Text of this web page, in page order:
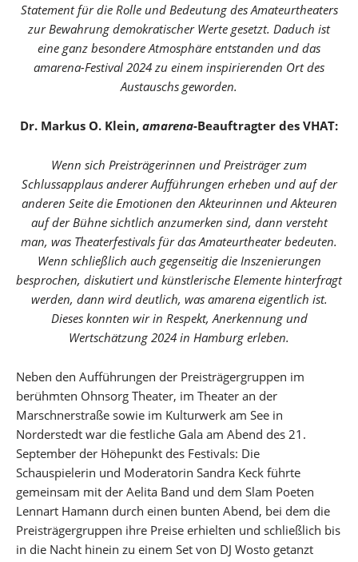
Statement für die Rolle und Bedeutung des Amateurtheaters
zur Bewahrung demokratischer Werte gesetzt. Daduch ist
eine ganz besondere Atmosphäre entstanden und das
amarena-Festival 2024 zu einem inspirierenden Ort des
Austauschs geworden.
Dr. Markus O. Klein, amarena-Beauftragter des VHAT:
Wenn sich Preisträgerinnen und Preisträger zum
Schlussapplaus anderer Aufführungen erheben und auf der
anderen Seite die Emotionen den Akteurinnen und Akteuren
auf der Bühne sichtlich anzumerken sind, dann versteht
man, was Theaterfestivals für das Amateurtheater bedeuten.
Wenn schließlich auch gegenseitig die Inszenierungen
besprochen, diskutiert und künstlerische Elemente hinterfragt
werden, dann wird deutlich, was amarena eigentlich ist.
Dieses konnten wir in Respekt, Anerkennung und
Wertschätzung 2024 in Hamburg erleben.
Neben den Aufführungen der Preisträgergruppen im
berühmten Ohnsorg Theater, im Theater an der
Marschnerstraße sowie im Kulturwerk am See in
Norderstedt war die festliche Gala am Abend des 21.
September der Höhepunkt des Festivals: Die
Schauspielerin und Moderatorin Sandra Keck führte
gemeinsam mit der Aelita Band und dem Slam Poeten
Lennart Hamann durch einen bunten Abend, bei dem die
Preisträgergruppen ihre Preise erhielten und schließlich bis
in die Nacht hinein zu einem Set von DJ Wosto getanzt